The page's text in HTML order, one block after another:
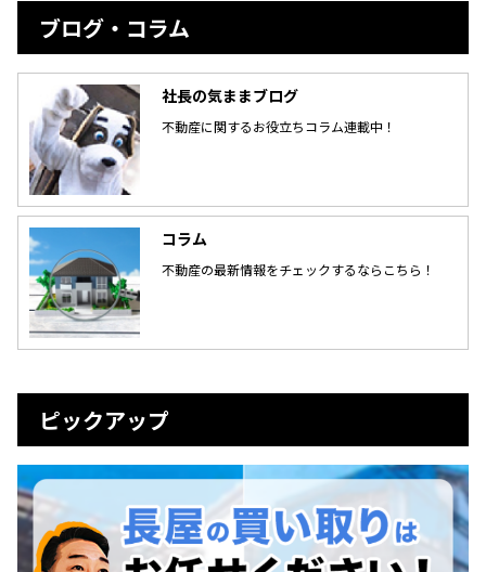
ブログ・コラム
社長の気ままブログ
不動産に関するお役立ちコラム連載中！
コラム
不動産の最新情報をチェックするならこちら！
ピックアップ